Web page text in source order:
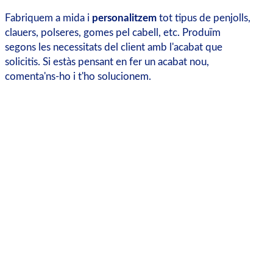
Fabriquem a mida i personalitzem tot tipus de penjolls,
clauers, polseres, gomes pel cabell, etc. Produïm
segons les necessitats del client amb l'acabat que
solicitis. Si estàs pensant en fer un acabat nou,
comenta'ns-ho i t'ho solucionem.